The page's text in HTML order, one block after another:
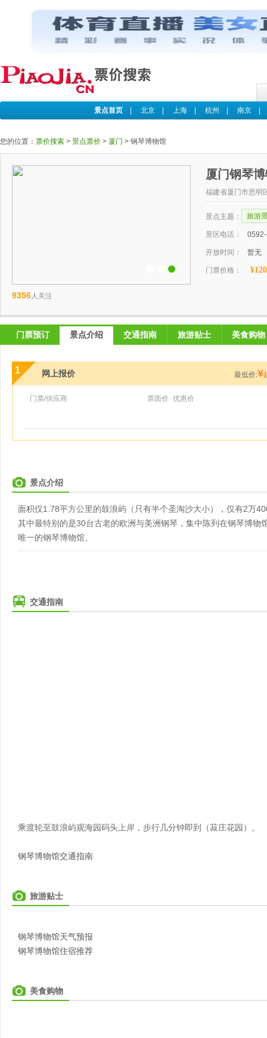
景点首页 北京 上海 杭州 南京
您的位置： 票价搜索 > 景点票价 > 厦门 > 钢琴博物馆
9356人关注
厦门钢琴
福建省厦门市思明
景点主题： 旅游
景区电话：
开放时间： 暂无
门票价格： ¥120
门票预订 景点介绍 交通指南 旅游贴士 美食购物
1 网上报价 最低价:¥
门票/供应商 票面价 优惠价
景点介绍
面积仅1.78平方公里的鼓浪屿（只有半个圣淘沙大小），仅有2万
其中最特别的是30台古老的欧洲与美洲钢琴，集中陈列在钢琴博物
唯一的钢琴博物馆。
交通指南
乘渡轮至鼓浪屿观海园码头上岸，步行几分钟即到（菽庄花园）。
钢琴博物馆交通指南
旅游贴士
钢琴博物馆天气预报
钢琴博物馆住宿推荐
美食购物